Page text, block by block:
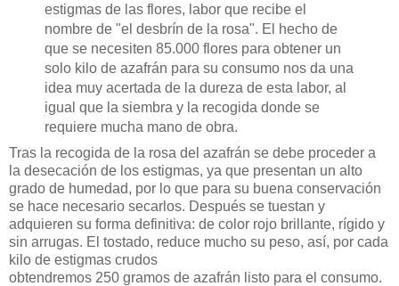
estigmas de las flores, labor que recibe el
nombre de "el desbrín de la rosa". El hecho de
que se necesiten 85.000 flores para obtener un
solo kilo de azafrán para su consumo nos da una
idea muy acertada de la dureza de esta labor, al
igual que la siembra y la recogida donde se
requiere mucha mano de obra.
Tras la recogida de la rosa del azafrán se debe proceder a
la desecación de los estigmas, ya que presentan un alto
grado de humedad, por lo que para su buena conservación
se hace necesario secarlos. Después se tuestan y
adquieren su forma definitiva: de color rojo brillante, rígido y
sin arrugas. El tostado, reduce mucho su peso, así, por cada
kilo de estigmas crudos
obtendremos 250 gramos de azafrán listo para el consumo.